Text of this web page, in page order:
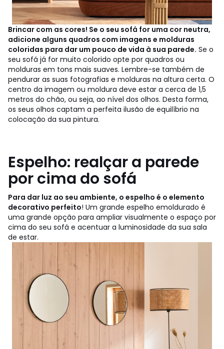
Brincar com as cores! Se o seu sofá for uma cor neutra,
adicione alguns quadros com imagens e molduras
coloridas para dar um pouco de vida à sua parede. Se o
seu sofá já for muito colorido opte por quadros ou
molduras em tons mais suaves. Lembre-se também de
pendurar as suas fotografias e molduras na altura certa. O
centro da imagem ou moldura deve estar a cerca de 1,5
metros do chão, ou seja, ao nível dos olhos. Desta forma,
os seus olhos captam a perfeita ilusão de equilíbrio na
colocação da sua pintura.
Espelho: realçar a parede
por cima do sofá
Para dar luz ao seu ambiente, o espelho é o elemento
decorativo perfeito! Um grande espelho emoldurado é
uma grande opção para ampliar visualmente o espaço por
cima do seu sofá e acentuar a luminosidade da sua sala
de estar.